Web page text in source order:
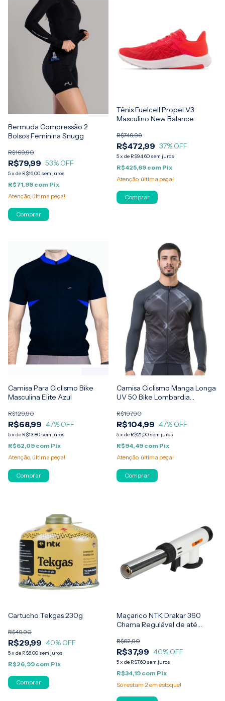
Bermuda Compressão 2
Bolsos Feminina Snugg
R$79,99
R$169,90
53% OFF
5x de R$16,00 sem juros
R$71,99 com Pix
Atenção, última peça!
Comprar
Tênis Fuelcell Propel V3
Masculino New Balance
R$472,99
R$749,99
37% OFF
5x de R$94,60 sem juros
R$425,69 com Pix
Atenção, última peça!
Comprar
Camisa Para Ciclismo Bike
Masculina Elite Azul
R$68,99
R$129,90
47% OFF
5x de R$13,80 sem juros
R$62,09 com Pix
Atenção, última peça!
Comprar
Camisa Ciclismo Manga Longa
UV 50 Bike Lombardia
R$104,99
R$197,90
47% OFF
5x de R$21,00 sem juros
R$94,49 com Pix
Atenção, última peça!
Comprar
Cartucho Tekgas 230g
R$29,99
R$49,90
40% OFF
5x de R$6,00 sem juros
R$26,99 com Pix
Maçarico NTK Drakar 360
Chama Regulável de até
Reparos
R$37,99
R$62,90
40% OFF
5x de R$7,60 sem juros
R$34,19 com Pix
Só restam 2 em estoque!